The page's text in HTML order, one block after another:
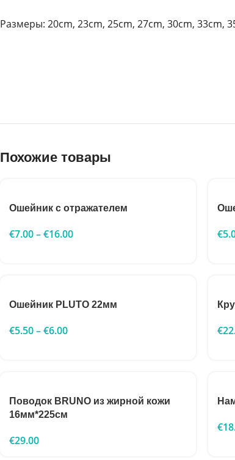
Размеры: 20cm, 23cm, 25cm, 27cm, 30cm, 33cm,
Похожие товары
Ошейник с отражателем
€7.00–€16.00 €
Ошейник PLUTO 22мм
€5.50–€6.00 €
Поводок BRUNO из жирной кожи
16мм*225см
€29.00
€